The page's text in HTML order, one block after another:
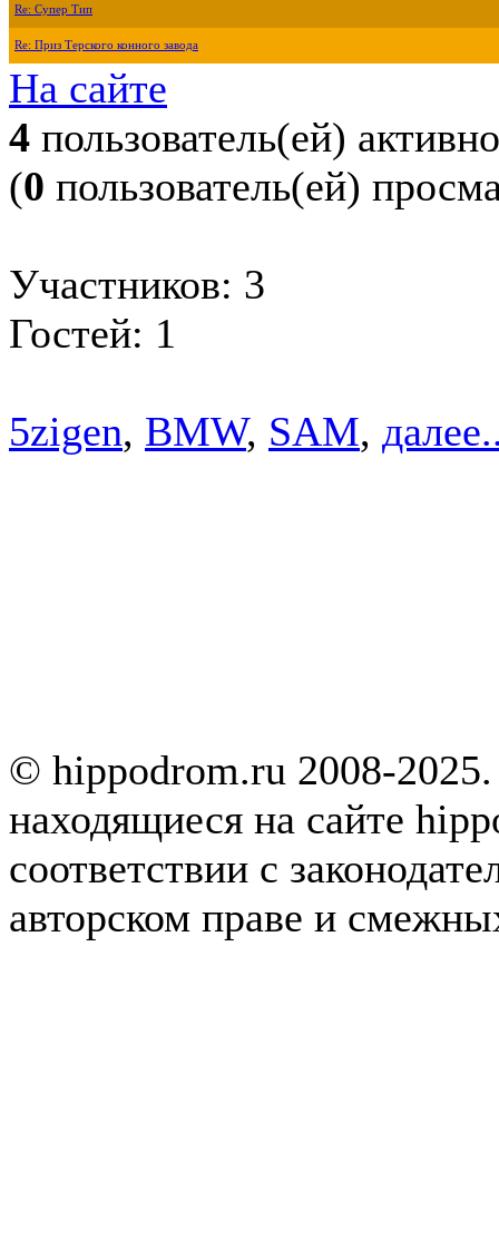
Re: Супер Тип
Re: Приз Терского конного завода
На сайте
4 пользователь(ей) активно
(0 пользователь(ей)
Участников: 3
Гостей: 1
5zigen, BMW, SAM,
© hippodrom.ru 2008-
находящиеся на сайте
соответствии с
авторском праве и